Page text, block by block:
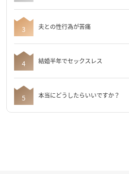
夫との性行為が苦痛
結婚半年でセックスレス
本当にどうしたらいいですか？